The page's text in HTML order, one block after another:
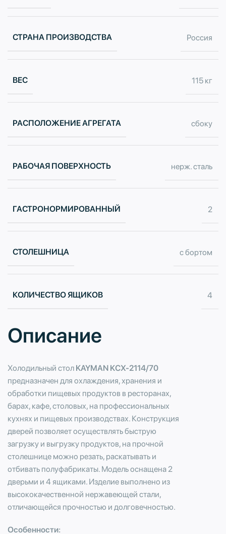
Описание
Холодильный стол KAYMAN KСХ-2114/70
предназначен для охлаждения, хранения и
обработки пищевых продуктов в ресторанах,
барах, кафе, столовых, на профессиональных
кухнях и пищевых производствах. Конструкция
дверей позволяет осуществлять быструю
загрузку и выгрузку продуктов, на прочной
столешнице можно резать, раскатывать и
отбивать полуфабрикаты. Модель оснащена 2
дверьми и 4 ящиками. Изделие выполнено из
высококачественной нержавеющей стали,
отличающейся прочностью и долговечностью.
Особенности:
СТРАНА ПРОИЗВОДСТВА Россия
ВЕС 115 кг
РАСПОЛОЖЕНИЕ АГРЕГАТА сбоку
РАБОЧАЯ ПОВЕРХНОСТЬ нерж. сталь
ГАСТРОНОРМИРОВАННЫЙ 2
СТОЛЕШНИЦА с бортом
КОЛИЧЕСТВО ЯЩИКОВ 4